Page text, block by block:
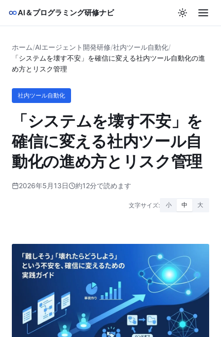
AI＆プログラミング研修ナビ
ホーム/AIエージェント開発研修/社内ツール自動化/
「システムを壊す不安」を確信に変える社内ツール自動化の進
め方とリスク管理
社内ツール自動化
「システムを壊す不安」を
確信に変える社内ツール自
動化の進め方とリスク管理
2026年5月13日 約12分で読めます
文字サイズ: 小 中 大